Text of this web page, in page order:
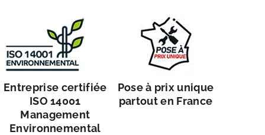
Entreprise certifiée
ISO 14001
Management
Environnemental
Pose à prix unique
partout en France